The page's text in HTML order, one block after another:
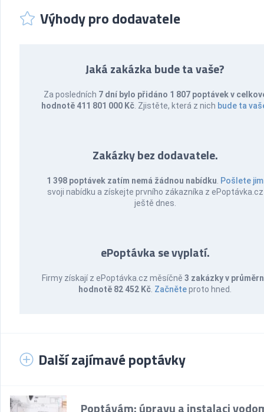
Výhody pro dodavatele
Jaká zakázka bude ta vaše?
Za posledních 7 dní bylo přidáno 1 807 poptávek v
hodnotě 411 801 000 Kč . Zjistěte, která z nich bude ta
Zakázky bez dodavatele.
1 398 poptávek zatím nemá žádnou nabídku Pošlete jim
svoji nabídku a získejte prvního zákazníka z ePoptávka.cz
ještě dnes.
ePoptávka se vyplatí.
Firmy získají z ePoptávka.cz měsíčně 3 zakázky v
hodnotě 82 452 Kč Začněteproto hned.
Další zajímavé poptávky
Poptávám: úpravu a instalaci